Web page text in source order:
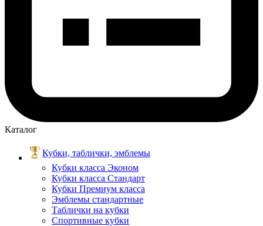
Каталог
Кубки, таблички, эмблемы
Кубки класса Эконом
Кубки класса Стандарт
Кубки Премиум класса
Эмблемы стандартные
Таблички на кубки
Спортивные кубки